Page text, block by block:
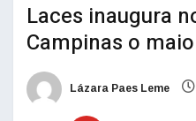
Laces inaugura
Campinas o
Lázara Paes Leme